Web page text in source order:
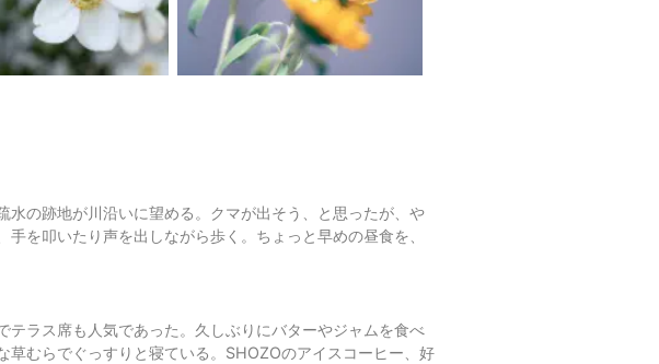
の跡地が川沿いに望める。クマが出そう、と思ったが、や
を叩いたり声を出しながら歩く。ちょっと早めの昼食を、
ラス席も人気であった。久しぶりにバターやジャムを食べ
むらでぐっすりと寝ている。SHOZOのアイスコーヒー、好